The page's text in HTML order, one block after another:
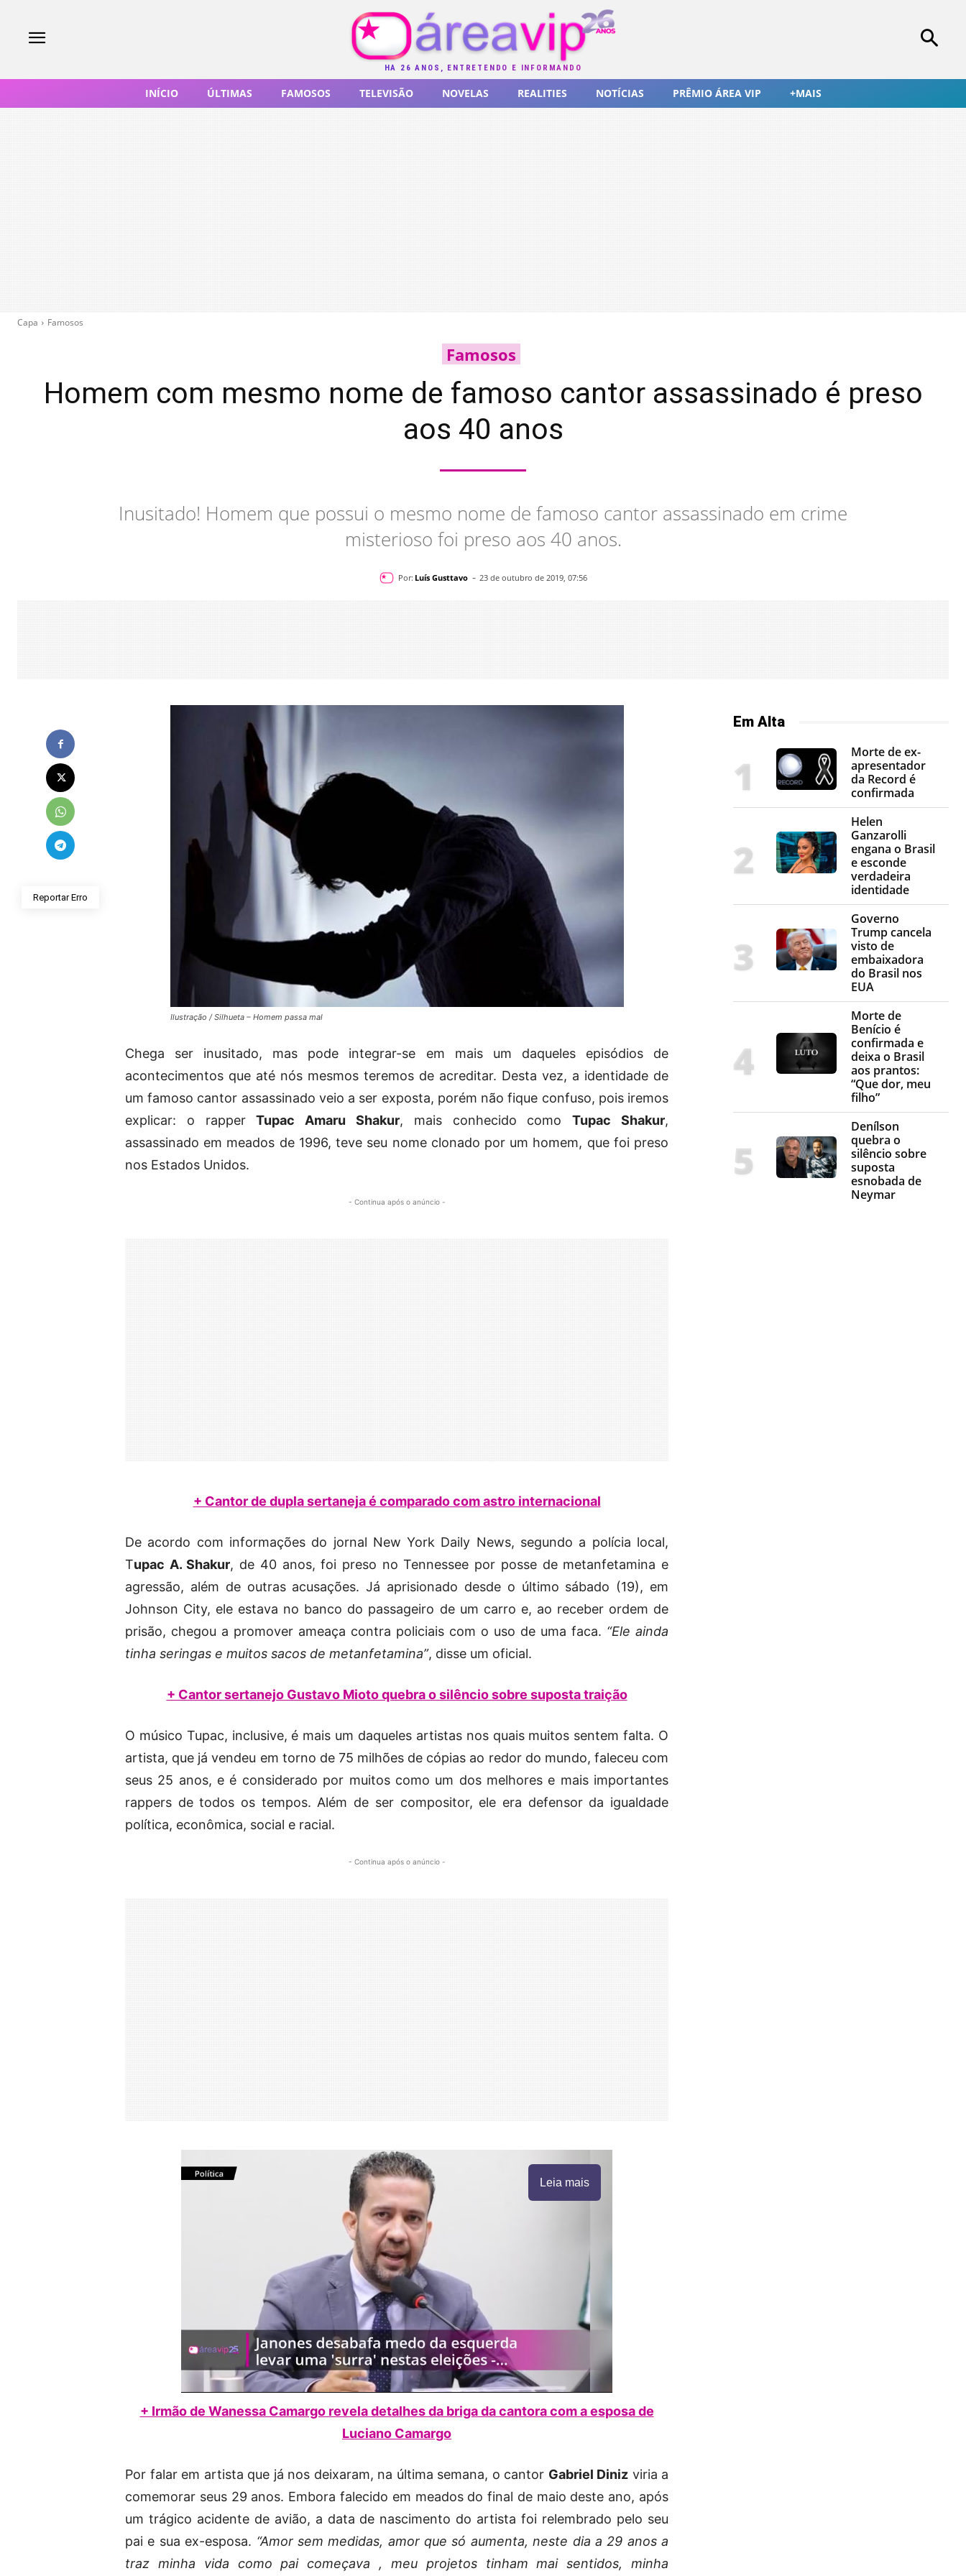
HÁ 26 ANOS, ENTRETENDO E INFORMANDO
INÍCIO ÚLTIMAS FAMOSOS TELEVISÃO NOVELAS REALITIES NOTÍCIAS PRÊMIO ÁREA VIP +MAIS
Capa Famosos
Famosos
Homem com mesmo nome de famoso cantor assassinado é preso
aos 40 anos
Inusitado! Homem que possui o mesmo nome de famoso cantor assassinado em crime
misterioso foi preso aos 40 anos.
Por: Luís Gusttavo - 23 de outubro de 2019, 07:56
Reportar Erro
Ilustração / Silhueta – Homem passa mal
Chega ser inusitado, mas pode integrar-se em mais um daqueles episódios de
acontecimentos que até nós mesmos teremos de acreditar. Desta vez, a identidade de
um famoso cantor assassinado veio a ser exposta, porém não fique confuso, pois iremos
explicar: o rapperTupac Amaru Shakur, mais conhecido comoTupac Shakur,
assassinado em meados de 1996, teve seu nome clonado por um homem, que foi preso
nos Estados Unidos.
- Continua após o anúncio -
+ Cantor de dupla sertaneja é comparado com astro internacional
De acordo com informações do jornal New York Daily News, segundo a polícia local,
Tupac A. Shakur, de 40 anos, foi preso no Tennessee por posse de metanfetamina e
agressão, além de outras acusações. Já aprisionado desde o último sábado (19), em
Johnson City, ele estava no banco do passageiro de um carro e, ao receber ordem de
prisão, chegou a promover ameaça contra policiais com o uso de uma faca. “Ele ainda
tinha seringas e muitos sacos de metanfetamina”, disse um oficial.
+ Cantor sertanejo Gustavo Mioto quebra o silêncio sobre suposta traição
O músico Tupac, inclusive, é mais um daqueles artistas nos quais muitos sentem falta. O
artista, que já vendeu em torno de 75 milhões de cópias ao redor do mundo, faleceu com
seus 25 anos, e é considerado por muitos como um dos melhores e mais importantes
rappers de todos os tempos. Além de ser compositor, ele era defensor da igualdade
política, econômica, social e racial.
- Continua após o anúncio -
Leia mais
+ Irmão de Wanessa Camargo revela detalhes da briga da cantora com a esposa de
Luciano Camargo
Por falar em artista que já nos deixaram, na última semana, o cantor Gabriel Diniz viria a
comemorar seus 29 anos. Embora falecido em meados do final de maio deste ano, após
um trágico acidente de avião, a data de nascimento do artista foi relembrado pelo seu
pai e sua ex-esposa. “Amor sem medidas, amor que só aumenta, neste dia a 29 anos a
traz minha vida como pai começava , meu projetos tinham mai sentidos, minha
Em Alta
Morte de ex-
apresentador
da Record é
confirmada
Helen
Ganzarolli
engana o Brasil
e esconde
verdadeira
identidade
Governo
Trump cancela
visto de
embaixadora
do Brasil nos
EUA
Morte de
Benício é
confirmada e
deixa o Brasil
aos prantos:
“Que dor, meu
filho”
Denílson
quebra o
silêncio sobre
suposta
esnobada de
Neymar